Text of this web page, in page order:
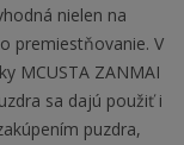
nielen na
premiestňovanie. V
MCUSTA ZANMAI
sa dajú použiť i
puzdra,